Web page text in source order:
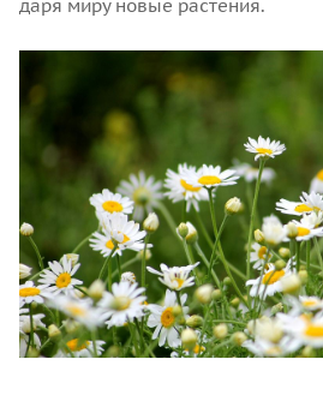
даря миру новые растения.